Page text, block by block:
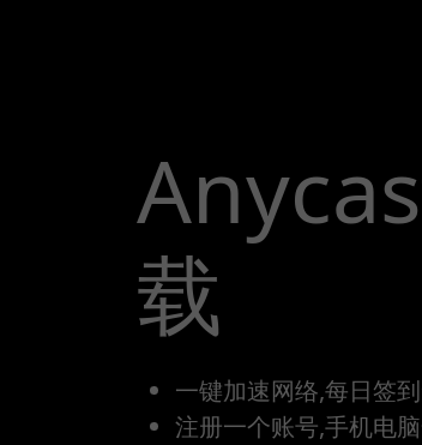
载
一键加速网络,每日签
注册一个账号,手机电